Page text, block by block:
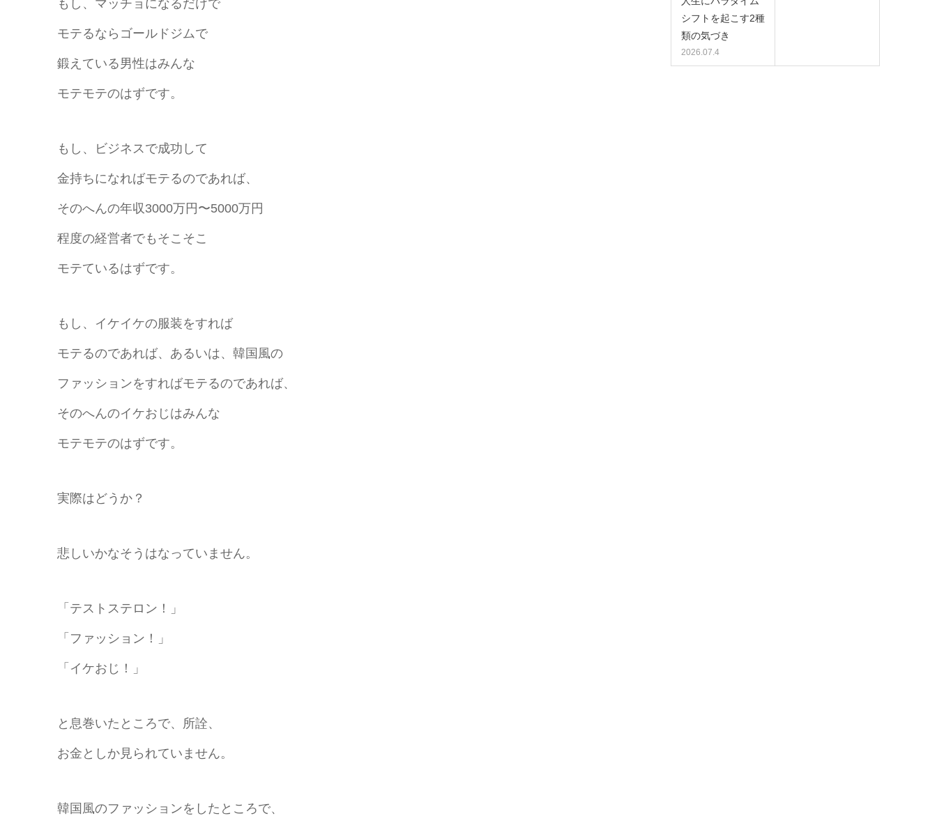
もし、マッチョになるだけで
モテるならゴールドジムで
鍛えている男性はみんな
モテモテのはずです。
もし、ビジネスで成功して
金持ちになればモテるのであれば、
そのへんの年収3000万円〜5000万円
程度の経営者でもそこそこ
モテているはずです。
もし、イケイケの服装をすれば
モテるのであれば、あるいは、韓国風の
ファッションをすればモテるのであれば、
そのへんのイケおじはみんな
モテモテのはずです。
実際はどうか？
悲しいかなそうはなっていません。
「テストステロン！」
「ファッション！」
「イケおじ！」
と息巻いたところで、所詮、
お金としか見られていません。
韓国風のファッションをしたところで、
シフトを起こす2種
類の気づき
2026.07.4